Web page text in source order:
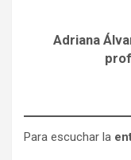
Adriana
Para escuchar la